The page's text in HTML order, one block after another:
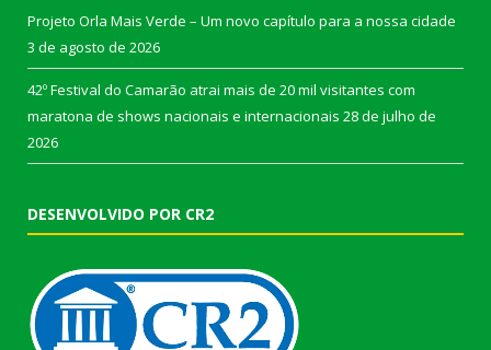
Projeto Orla Mais Verde – Um novo capítulo para a nossa cidade
3 de agosto de 2026
42º Festival do Camarão atrai mais de 20 mil visitantes com
maratona de shows nacionais e internacionais 28 de julho de
2026
DESENVOLVIDO POR CR2